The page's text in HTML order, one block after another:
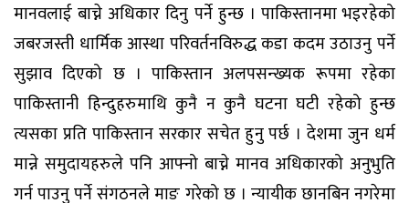
मानवलाई बाच्ने अधिकार दिनु पर्ने हुन्छ । पाकिस्तानमा भइरहेको
जबरजस्ती धार्मिक आस्था परिवर्तनविरुद्ध कडा कदम उठाउनु पर्ने
सुझाव दिएको छ । पाकिस्तान अलपसन्ख्यक रूपमा रहेका
पाकिस्तानी हिन्दुहरुमाथि कुनै न कुनै घटना घटी रहेको हुन्छ
त्यसका प्रति पाकिस्तान सरकार सचेत हुनु पर्छ । देशमा जुन धर्म
मान्ने समुदायहरुले पनि आफ्नो बाच्ने मानव अधिकारको अनुभुति
गर्न पाउनु पर्ने संगठनले माङ गरेको छ । न्यायीक छानबिन नगरेमा